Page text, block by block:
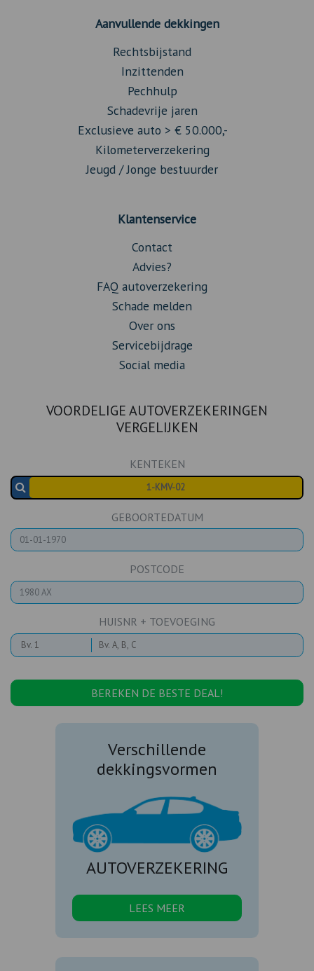
Aanvullende dekkingen
Rechtsbijstand
Inzittenden
Pechhulp
Schadevrije jaren
Exclusieve auto > € 50.000,-
Kilometerverzekering
Jeugd / Jonge bestuurder
Klantenservice
Contact
Advies?
FAQ autoverzekering
Schade melden
Over ons
Servicebijdrage
Social media
VOORDELIGE AUTOVERZEKERINGEN
VERGELIJKEN
KENTEKEN
GEBOORTEDATUM
POSTCODE
HUISNR + TOEVOEGING
BEREKEN DE BESTE DEAL!
Verschillende
dekkingsvormen
AUTOVERZEKERING
LEES MEER